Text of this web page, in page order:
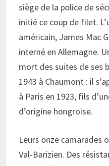
siège de la police de
initié ce coup de filet.
américain, James Mac
interné en Allemagne.
mort des suites de ses
1943 à Chaumont : il
à Paris en 1923, fils
d’origine hongroise.
Leurs onze camarades
Val-Barizien. Des